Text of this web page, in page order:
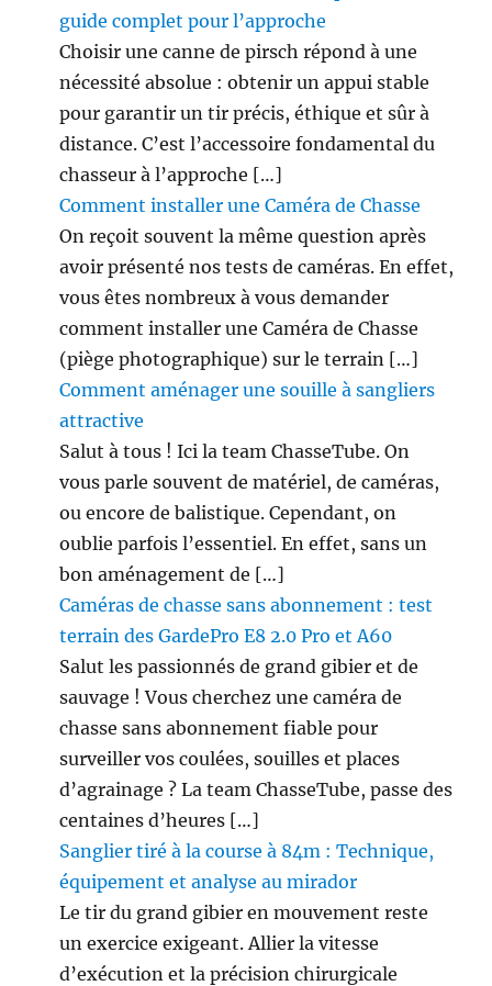
guide complet pour l’approche
Choisir une canne de pirsch répond à une
nécessité absolue : obtenir un appui stable
pour garantir un tir précis, éthique et sûr à
distance. C’est l’accessoire fondamental du
chasseur à l’approche […]
Comment installer une Caméra de Chasse
On reçoit souvent la même question après
avoir présenté nos tests de caméras. En effet,
vous êtes nombreux à vous demander
comment installer une Caméra de Chasse
(piège photographique) sur le terrain […]
Comment aménager une souille à sangliers
attractive
Salut à tous ! Ici la team ChasseTube. On
vous parle souvent de matériel, de caméras,
ou encore de balistique. Cependant, on
oublie parfois l’essentiel. En effet, sans un
bon aménagement de […]
Caméras de chasse sans abonnement : test
terrain des GardePro E8 2.0 Pro et A60
Salut les passionnés de grand gibier et de
sauvage ! Vous cherchez une caméra de
chasse sans abonnement fiable pour
surveiller vos coulées, souilles et places
d’agrainage ? La team ChasseTube, passe des
centaines d’heures […]
Sanglier tiré à la course à 84m : Technique,
équipement et analyse au mirador
Le tir du grand gibier en mouvement reste
un exercice exigeant. Allier la vitesse
d’exécution et la précision chirurgicale